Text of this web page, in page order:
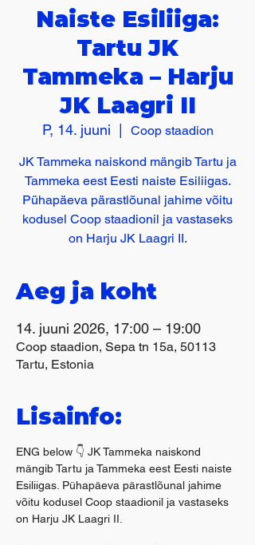
Naiste Esiliiga:
Tartu JK
Tammeka – Harju
JK Laagri II
P, 14. juuni Coop staadion
JK Tammeka naiskond mängib Tartu ja
Tammeka eest Eesti naiste Esiliigas.
Pühapäeva pärastlõunal jahime võitu
kodusel Coop staadionil ja vastaseks
on Harju JK Laagri II.
Aeg ja koht
14. juuni 2026, 17:00 – 19:00
Coop staadion, Sepa tn 15a, 50113
Tartu, Estonia
Lisainfo:
ENG below 👇 JK Tammeka naiskond
mängib Tartu ja Tammeka eest Eesti naiste
Esiliigas. Pühapäeva pärastlõunal jahime
võitu kodusel Coop staadionil ja vastaseks
on Harju JK Laagri II.